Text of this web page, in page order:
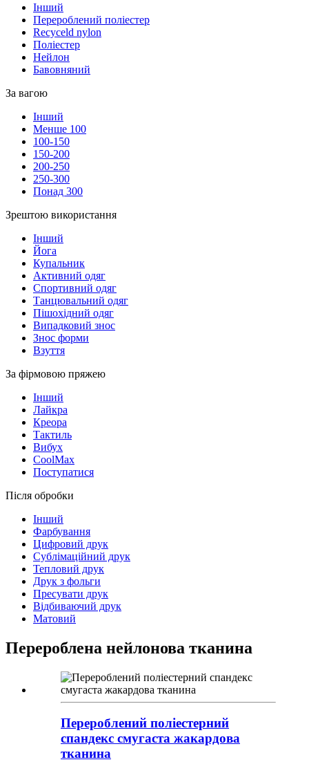
Інший
Перероблений поліестер
Recyceld nylon
Поліестер
Нейлон
Бавовняний
За вагою
Інший
Менше 100
100-150
150-200
200-250
250-300
Понад 300
Зрештою використання
Інший
Йога
Купальник
Активний одяг
Спортивний одяг
Танцювальний одяг
Пішохідний одяг
Випадковий знос
Знос форми
Взуття
За фірмовою пряжею
Інший
Лайкра
Креора
Тактиль
Вибух
CoolMax
Поступатися
Після обробки
Інший
Фарбування
Цифровий друк
Сублімаційний друк
Тепловий друк
Друк з фольги
Пресувати друк
Відбиваючий друк
Матовий
Перероблена нейлонова тканина
Перероблений поліестерний
спандекс смугаста жакардова
тканина